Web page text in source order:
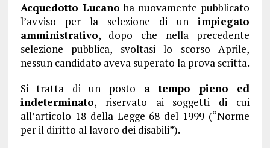
Acquedotto Lucano ha nuovamente pubblicato
l’avviso per la selezione di unimpiegato
amministrativo, dopo che nella precedente
selezione pubblica, svoltasi lo scorso Aprile,
nessun candidato aveva superato la prova scritta.
Si tratta di un posto a tempo pieno ed
indeterminato, riservato ai soggetti di cui
all’articolo 18 della Legge 68 del 1999 (“Norme
per il diritto al lavoro dei disabili”).